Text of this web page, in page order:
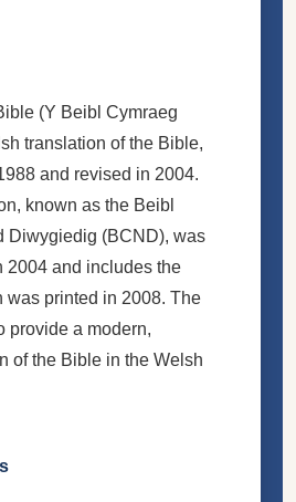
(Y Beibl Cymraeg
translation of the Bible,
and revised in 2004.
known as the Beibl
Diwygiedig (BCND), was
2004 and includes the
was printed in 2008. The
provide a modern,
of the Bible in the Welsh